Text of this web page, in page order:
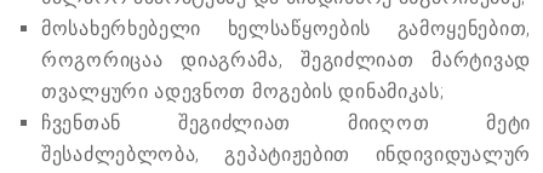
მოსახერხებელი ხელსაწყოების გამოყენებით,
როგორიცაა დიაგრამა, შეგიძლიათ მარტივად
თვალყური ადევნოთ მოგების დინამიკას;
ჩვენთან შეგიძლიათ მიიღოთ მეტი
შესაძლებლობა, გეპატიჟებით ინდივიდუალურ